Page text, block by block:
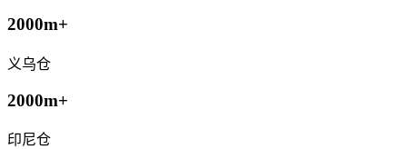
2000m+
义乌仓
2000m+
印尼仓